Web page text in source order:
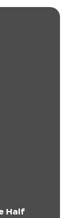
Half